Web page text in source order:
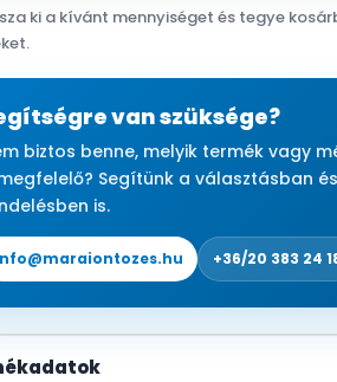
ki a kívánt mennyiséget és tegye
van szüksége?
biztos benne, melyik termék vagy
Segítünk a választásban
is.
+36/20 383 24